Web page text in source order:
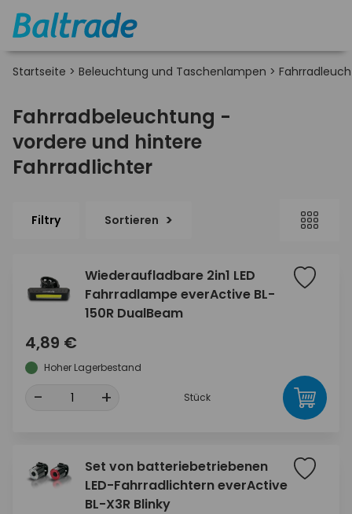
Startseite > Beleuchtung und Taschenlampen >
Fahrradbeleuchtung -
vordere und hintere
Fahrradlichter
Filtry Sortieren
Wiederaufladbare 2in1 LED
Fahrradlampe everActive BL-
150R DualBeam
4,89 €
Hoher Lagerbestand
- + Stück
Set von batteriebetriebenen
LED-Fahrradlichtern everActive
BL-X3R Blinky